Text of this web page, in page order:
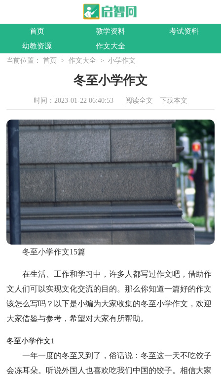
首页 教学资料
考试资料
幼教资源
作文大全
当前位置： 首页 > 作文大全 > 小学作文
冬至小学作文
时间：2023-01-22 06:40:53 阅读全文 下载本文
冬至小学作文15篇
在生活、工作和学习中，许多人都写过作文吧，借助作
文人们可以实现文化交流的目的。那么你知道一篇好的作文
该怎么写吗？以下是小编为大家收集的冬至小学作文，欢迎
大家借鉴与参考，希望对大家有所帮助。
冬至小学作文1
一年一度的冬至又到了，俗话说：冬至这一天不吃饺子
会冻耳朵。听说外国人也喜欢吃我们中国的饺子。相信大家